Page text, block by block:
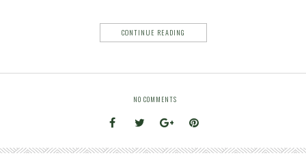
CONTINUE READING
NO COMMENTS